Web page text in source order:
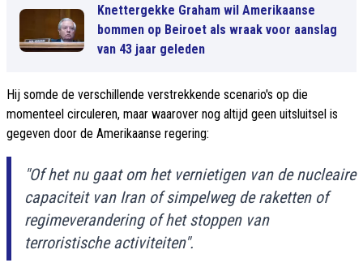
Knettergekke Graham wil Amerikaanse
bommen op Beiroet als wraak voor aanslag
van 43 jaar geleden
Hij somde de verschillende verstrekkende scenario's op die
momenteel circuleren, maar waarover nog altijd geen uitsluitsel is
gegeven door de Amerikaanse regering:
"Of het nu gaat om het vernietigen van de nucleaire
capaciteit van Iran of simpelweg de raketten of
regimeverandering of het stoppen van
terroristische activiteiten".